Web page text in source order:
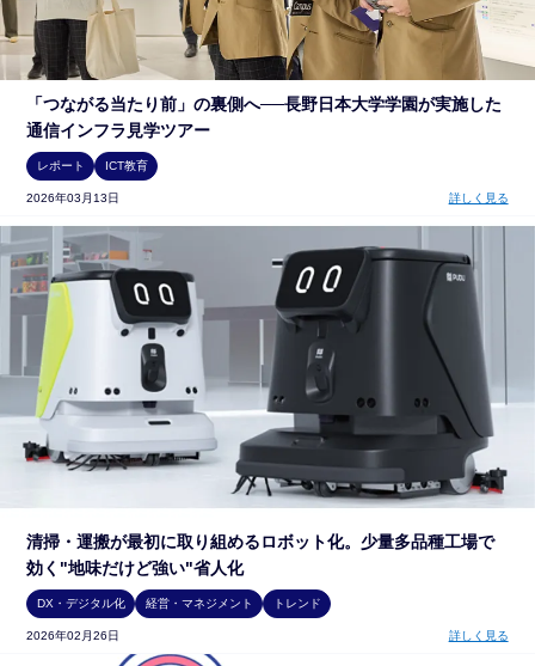
「つながる当たり前」の裏側へ──長野日本大学学園が実施した
通信インフラ見学ツアー
レポート ICT教育
2026年03月13日 詳しく見る
清掃・運搬が最初に取り組めるロボット化。少量多品種工場で
効く"地味だけど強い"省人化
DX・デジタル化 経営・マネジメント トレンド
2026年02月26日 詳しく見る